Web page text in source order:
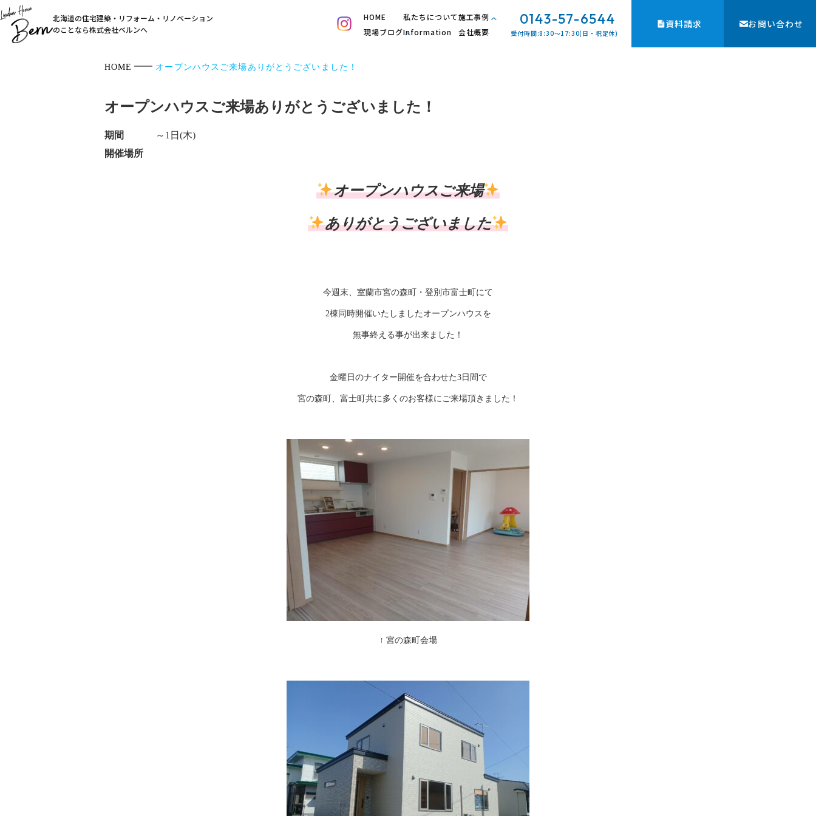
北海道の住宅建築・リフォーム・リノベーション
のことなら株式会社ベルンへ
HOME
現場ブログ
私たちについて
Information
施工事例
会社概要
0143-57-6544
受付時間:8:30〜17:30(日・祝定休)
資料請求 お問い合わせ
HOME オープンハウスご来場ありがとうございました！
オープンハウスご来場ありがとうございました！
期間
～1日(木)
開催場所
オープンハウスご来場
ありがとうございました
今週末、室蘭市宮の森町・登別市富士町にて
2棟同時開催いたしましたオープンハウスを
無事終える事が出来ました！
金曜日のナイター開催を合わせた3日間で
宮の森町、富士町共に多くのお客様にご来場頂きました！
↑ 宮の森町会場